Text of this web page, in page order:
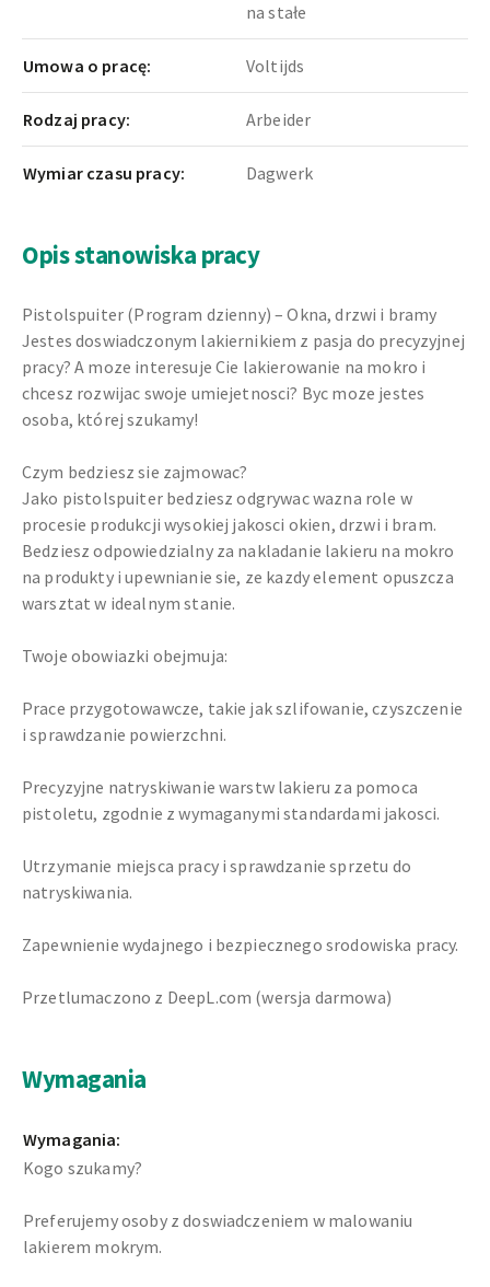
na stałe
Umowa o pracę: Voltijds
Rodzaj pracy: Arbeider
Wymiar czasu pracy: Dagwerk
Opis stanowiska pracy
Pistolspuiter (Program dzienny) – Okna, drzwi i bramy
Jestes doswiadczonym lakiernikiem z pasja do precyzyjnej
pracy? A moze interesuje Cie lakierowanie na mokro i
chcesz rozwijac swoje umiejetnosci? Byc moze jestes
osoba, której szukamy!
Czym bedziesz sie zajmowac?
Jako pistolspuiter bedziesz odgrywac wazna role w
procesie produkcji wysokiej jakosci okien, drzwi i bram.
Bedziesz odpowiedzialny za nakladanie lakieru na mokro
na produkty i upewnianie sie, ze kazdy element opuszcza
warsztat w idealnym stanie.
Twoje obowiazki obejmuja:
Prace przygotowawcze, takie jak szlifowanie, czyszczenie
i sprawdzanie powierzchni.
Precyzyjne natryskiwanie warstw lakieru za pomoca
pistoletu, zgodnie z wymaganymi standardami jakosci.
Utrzymanie miejsca pracy i sprawdzanie sprzetu do
natryskiwania.
Zapewnienie wydajnego i bezpiecznego srodowiska pracy.
Przetlumaczono z DeepL.com (wersja darmowa)
Wymagania
Wymagania:
Kogo szukamy?
Preferujemy osoby z doswiadczeniem w malowaniu
lakierem mokrym.